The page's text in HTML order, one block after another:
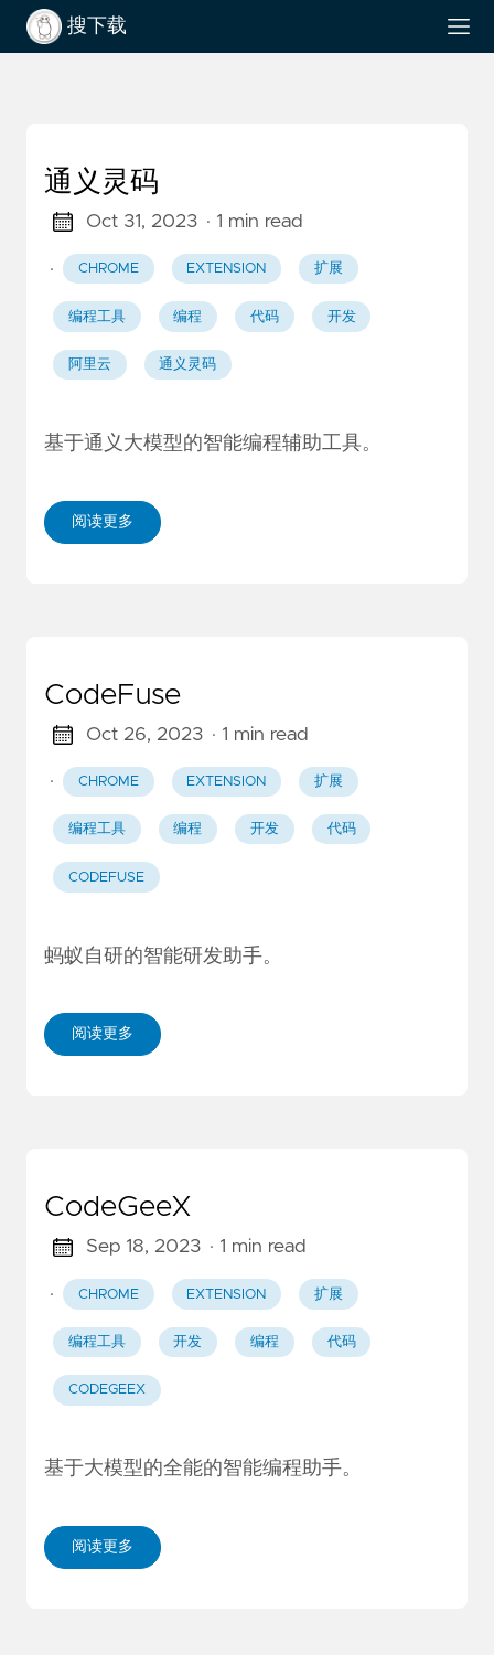
搜下载
通义灵码
Oct 31, 2023 · 1 min read
· CHROME EXTENSION 扩展
编程工具 编程 代码 开发
阿里云 通义灵码
基于通义大模型的智能编程辅助工具。
阅读更多
CodeFuse
Oct 26, 2023 · 1 min read
· CHROME EXTENSION 扩展
编程工具 编程 开发 代码
CODEFUSE
蚂蚁自研的智能研发助手。
阅读更多
CodeGeeX
Sep 18, 2023 · 1 min read
· CHROME EXTENSION 扩展
编程工具 开发 编程 代码
CODEGEEX
基于大模型的全能的智能编程助手。
阅读更多